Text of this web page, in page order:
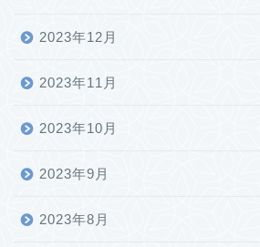
2023年12月
2023年11月
2023年10月
2023年9月
2023年8月